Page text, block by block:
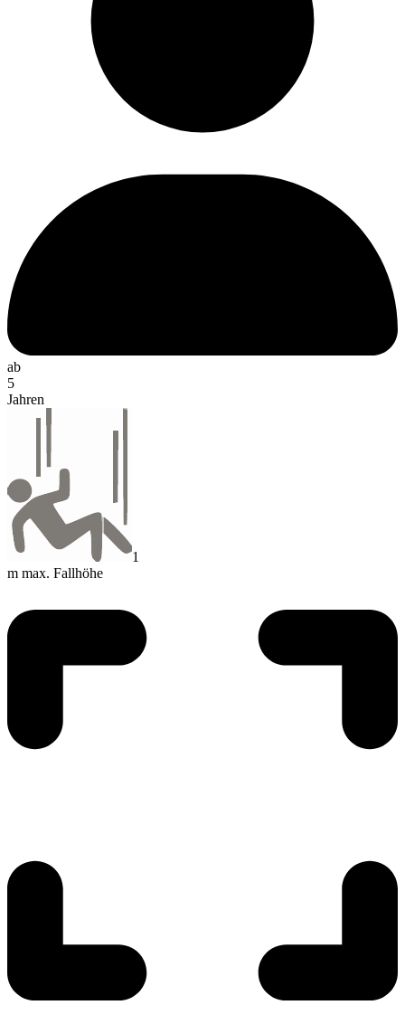
ab
5
Jahren
1
m max. Fallhöhe